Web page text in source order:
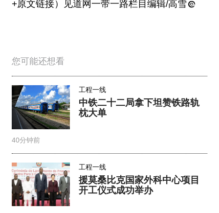
+原文链接）见道网一带一路栏目编辑/高雪
您可能还想看
工程一线
中铁二十二局拿下坦赞铁路轨
枕大单
40分钟前
工程一线
援莫桑比克国家外科中心项目
开工仪式成功举办